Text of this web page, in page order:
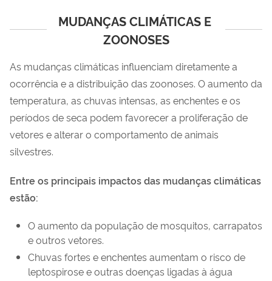
MUDANÇAS CLIMÁTICAS E
ZOONOSES
As mudanças climáticas influenciam diretamente a
ocorrência e a distribuição das zoonoses. O aumento da
temperatura, as chuvas intensas, as enchentes e os
períodos de seca podem favorecer a proliferação de
vetores e alterar o comportamento de animais
silvestres.
Entre os principais impactos das mudanças climáticas
estão:
O aumento da população de mosquitos, carrapatos
e outros vetores.
Chuvas fortes e enchentes aumentam o risco de
leptospirose e outras doenças ligadas à água